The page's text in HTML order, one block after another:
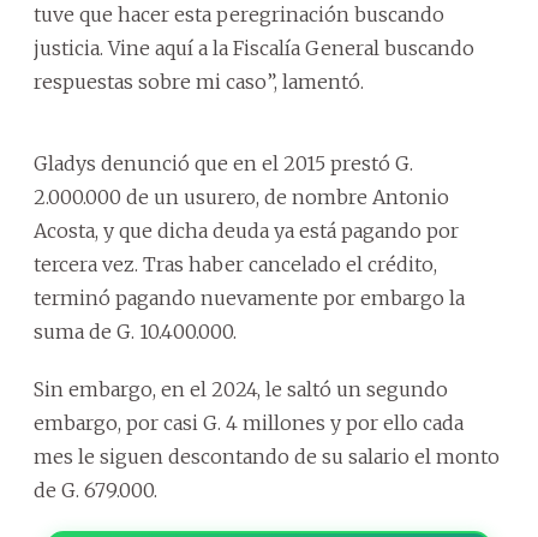
tuve que hacer esta peregrinación buscando
justicia. Vine aquí a la Fiscalía General buscando
respuestas sobre mi caso”, lamentó.
Gladys denunció que en el 2015 prestó G.
2.000.000 de un usurero, de nombre Antonio
Acosta, y que dicha deuda ya está pagando por
tercera vez. Tras haber cancelado el crédito,
terminó pagando nuevamente por embargo la
suma de G. 10.400.000.
Sin embargo, en el 2024, le saltó un segundo
embargo, por casi G. 4 millones y por ello cada
mes le siguen descontando de su salario el monto
de G. 679.000.